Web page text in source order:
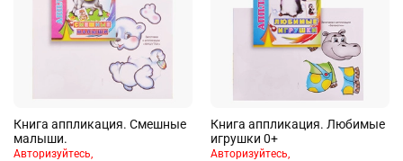
Книга аппликация. Смешные
малыши.
Авторизуйтесь,
Книга аппликация. Любимые
игрушки 0+
Авторизуйтесь,